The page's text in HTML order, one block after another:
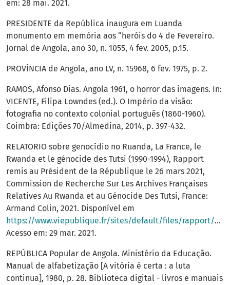
em: 28 mai. 2021.
PRESIDENTE da República inaugura em Luanda
monumento em memória aos “heróis do 4 de Fevereiro.
Jornal de Angola, ano 30, n. 1055, 4 fev. 2005, p.15.
PROVÍNCIA de Angola, ano LV, n. 15968, 6 fev. 1975, p. 2.
RAMOS, Afonso Dias. Angola 1961, o horror das imagens. In:
VICENTE, Filipa Lowndes (ed.). O Império da visão:
fotografia no contexto colonial português (1860-1960).
Coimbra: Edições 70/Almedina, 2014, p. 397-432.
RELATORIO sobre genocídio no Ruanda, La France, le
Rwanda et le génocide des Tutsi (1990-1994), Rapport
remis au Président de la République le 26 mars 2021,
Commission de Recherche Sur Les Archives Françaises
Relatives Au Rwanda et au Génocide Des Tutsi, France:
Armand Colin, 2021. Disponível em
https://www.viepublique.fr/sites/default/files/rapport/pdf/279186_1.pdf
Acesso em: 29 mar. 2021.
REPÚBLICA Popular de Angola. Ministério da Educação.
Manual de alfabetização [A vitória é certa : a luta
continua], 1980, p. 28. Biblioteca digital - livros e manuais